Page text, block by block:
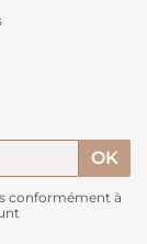
conformément à